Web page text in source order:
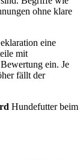
ohne klare
eine
mit
ein. Je
fällt der
Hundefutter beim